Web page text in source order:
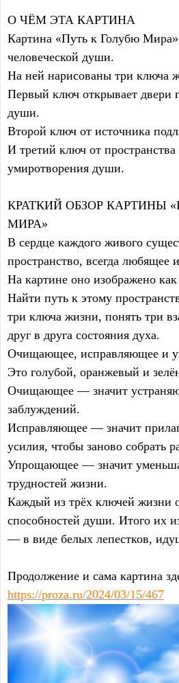
О ЧЁМ ЭТА КАРТИНА
Картина «Путь к Голубю
человеческой души.
На ней нарисованы три ключа
Первый ключ открывает двери
души.
Второй ключ от источника
И третий ключ от пространства
умиротворения души.
КРАТКИЙ ОБЗОР КАРТИНЫ
МИРА»
В сердце каждого живого
пространство, всегда любящее
На картине оно изображено
Найти путь к этому
три ключа жизни, понять три
друг в друга состояния духа.
Очищающее, исправляющее и
Это голубой, оранжевый и
Очищающее — значит
заблуждений.
Исправляющее — значит
усилия, чтобы заново собрать
Упрощающее — значит
трудностей жизни.
Каждый из трёх ключей жизни
способностей души. Итого их
— в виде белых лепестков,
Продолжение и сама картина
https://proza.ru/2024/03/15/467